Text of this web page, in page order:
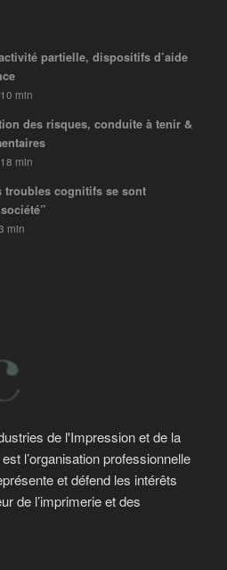
partielle, dispositifs d’aide
min
des risques, conduite à tenir &
min
troubles cognitifs se sont
min
de l'Impression et de la
l’organisation professionnelle
et défend les intérêts
de l’imprimerie et des